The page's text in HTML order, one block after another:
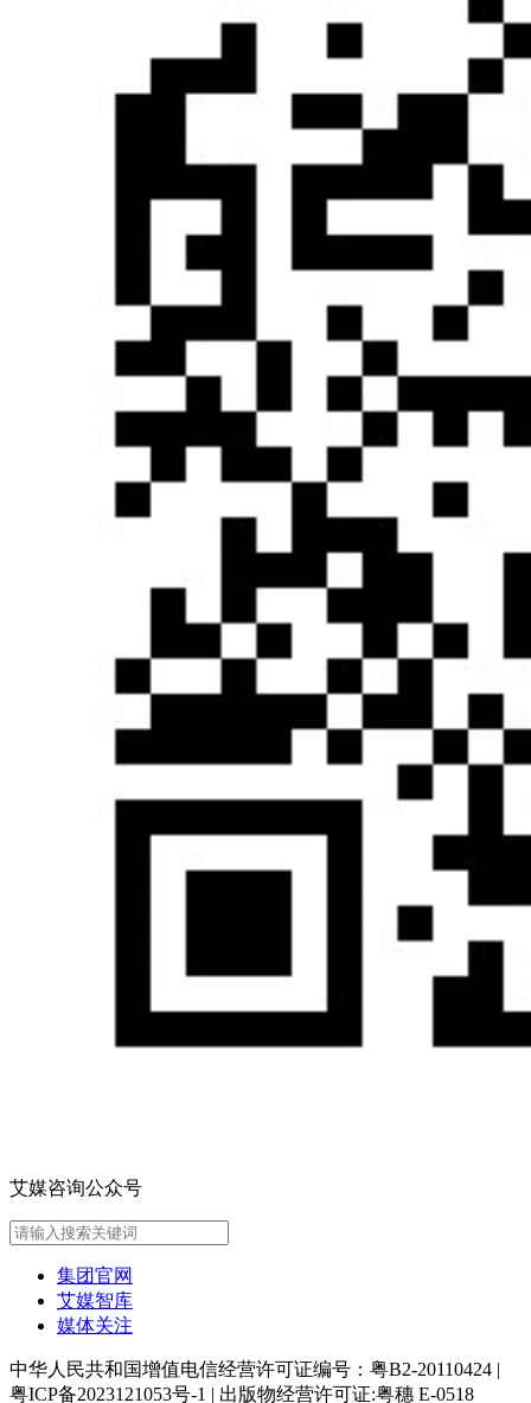
艾媒咨询公众号
集团官网
艾媒智库
媒体关注
中华人民共和国增值电信经营许可证编号：粤B2-20110424 |
粤ICP备2023121053号-1 | 出版物经营许可证:粤穗 E-0518